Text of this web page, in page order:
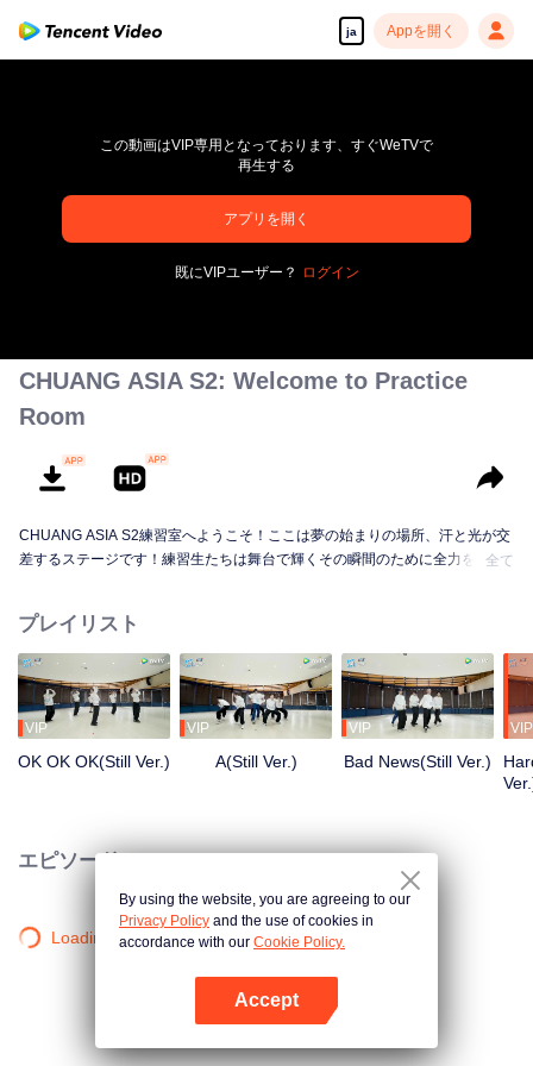
ja Appを開く
高解像度の映像•スピーディな再生へ
この動画はVIP専用となっております、すぐWeTVで
再生する
アプリを開く
既にVIPユーザー？ ログイン
CHUANG ASIA S2: Welcome to Practice
Room
CHUANG ASIA S2練習室へようこそ！ここは夢の始まりの場所、汗と光が交
差するステージです！練習生たちは舞台で輝くその瞬間のために全力を尽く
全て
プレイリスト
VIP
OK OK OK(Still Ver.)
VIP
A(Still Ver.)
VIP
Bad News(Still Ver.)
VIP
エピソード
Loading…
By using the website, you are agreeing to our
Privacy Policy and the use of cookies in
accordance with our Cookie Policy.
Accept